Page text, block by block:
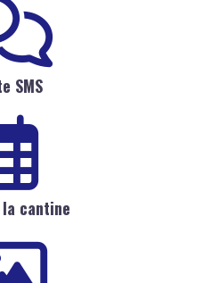
SMS
la cantine